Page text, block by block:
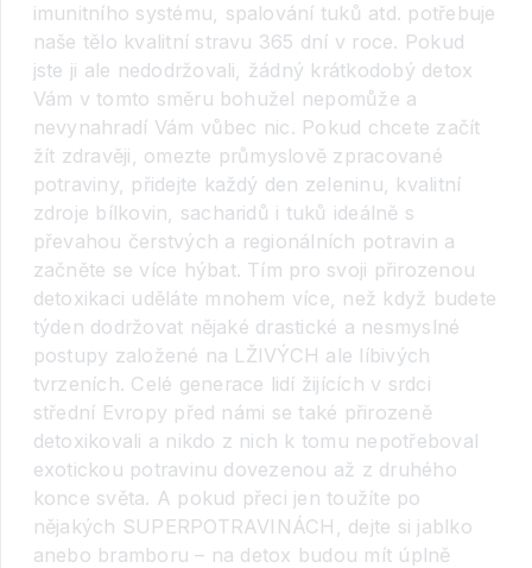
imunitního systému, spalování tuků atd. potřebuje
naše tělo kvalitní stravu 365 dní v roce. Pokud
jste ji ale nedodržovali, žádný krátkodobý detox
Vám v tomto směru bohužel nepomůže a
nevynahradí Vám vůbec nic. Pokud chcete začít
žít zdravěji, omezte průmyslově zpracované
potraviny, přidejte každý den zeleninu, kvalitní
zdroje bílkovin, sacharidů i tuků ideálně s
převahou čerstvých a regionálních potravin a
začněte se více hýbat. Tím pro svoji přirozenou
detoxikaci uděláte mnohem více, než když budete
týden dodržovat nějaké drastické a nesmyslné
postupy založené na LŽIVÝCH ale líbivých
tvrzeních. Celé generace lidí žijících v srdci
střední Evropy před námi se také přirozeně
detoxikovali a nikdo z nich k tomu nepotřeboval
exotickou potravinu dovezenou až z druhého
konce světa. A pokud přeci jen toužíte po
nějakých SUPERPOTRAVINÁCH, dejte si jablko
anebo bramboru – na detox budou mít úplně